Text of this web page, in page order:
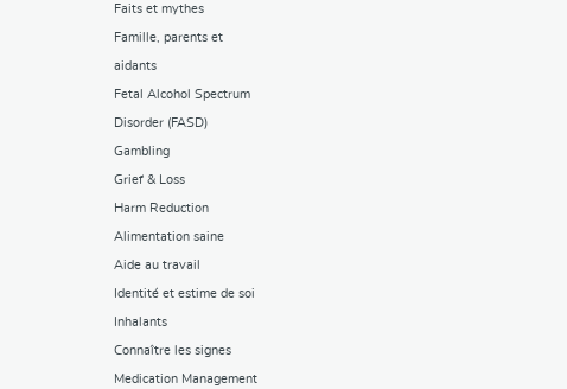
Faits et mythes
Famille, parents et
aidants
Fetal Alcohol Spectrum
Disorder (FASD)
Gambling
Grief & Loss
Harm Reduction
Alimentation saine
Aide au travail
Identité et estime de soi
Inhalants
Connaître les signes
Medication Management